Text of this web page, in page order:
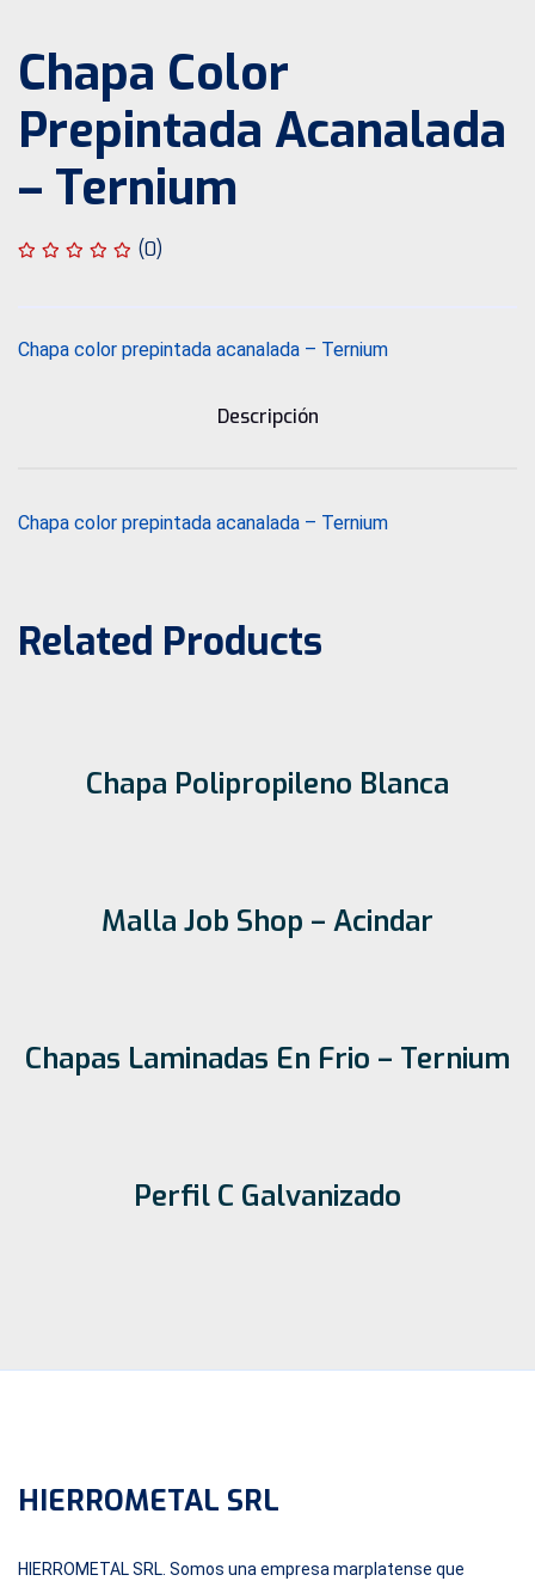
Chapa Color
Prepintada Acanalada
– Ternium
(0)
Chapa color prepintada acanalada – Ternium
Descripción
Chapa color prepintada acanalada – Ternium
Related Products
Chapa Polipropileno Blanca
Malla Job Shop – Acindar
Chapas Laminadas En Frio – Ternium
Perfil C Galvanizado
HIERROMETAL SRL
HIERROMETAL SRL. Somos una empresa marplatense que